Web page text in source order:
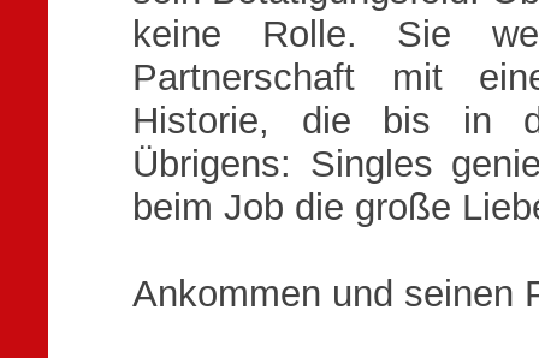
keine Rolle. Sie
Partnerschaft mit
Historie, die bis in
Übrigens: Singles
beim Job die große
Ankommen und seinen